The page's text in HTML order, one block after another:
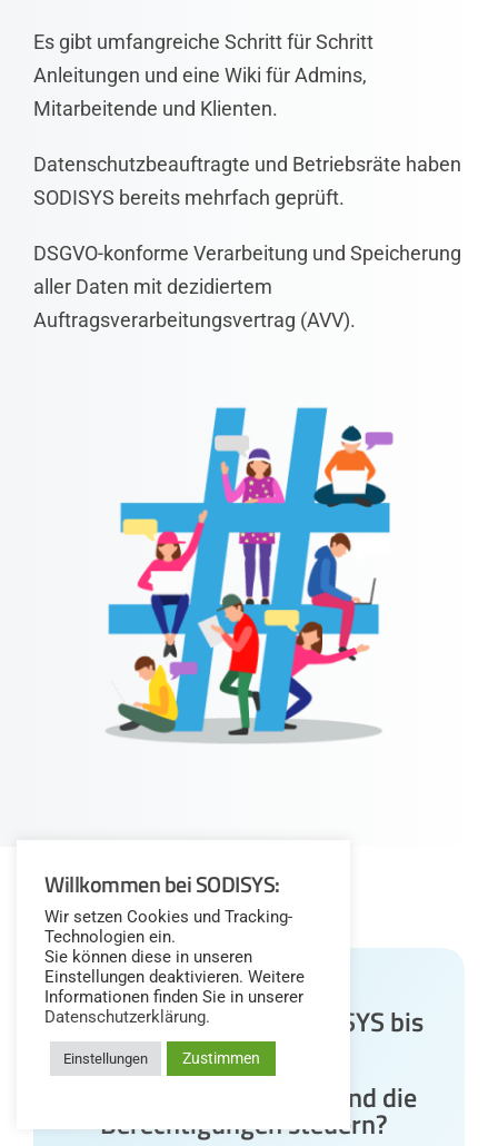
Es gibt umfangreiche Schritt für Schritt
Anleitungen und eine Wiki für Admins,
Mitarbeitende und Klienten.
Datenschutzbeauftragte und Betriebsräte haben
SODISYS bereits mehrfach geprüft.
DSGVO-konforme Verarbeitung und Speicherung
aller Daten mit dezidiertem
Auftragsverarbeitungsvertrag (AVV).
Die häufigsten Fragen:
Wie lange dauert die
Einrichtung von SODISYS bis
wir starten können?
Kann ich den Zugriff und die
Berechtigungen steuern?
Willkommen bei SODISYS:
Wir setzen Cookies und Tracking-
Technologien ein.
Sie können diese in unseren
Einstellungen deaktivieren. Weitere
Informationen finden Sie in unserer
Datenschutzerklärung.
Einstellungen Zustimmen